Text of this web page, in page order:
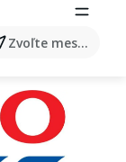
Zvoľte mesto